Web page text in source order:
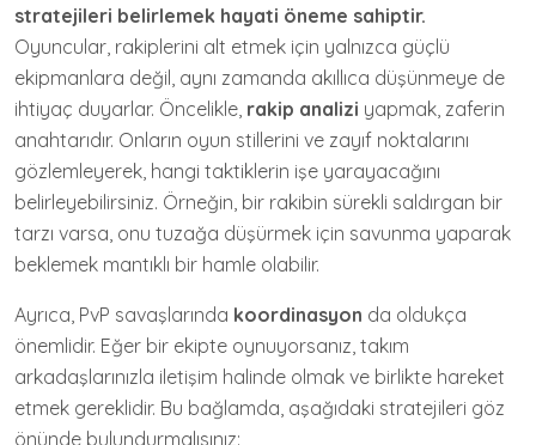
stratejileri belirlemek hayati öneme sahiptir.
Oyuncular, rakiplerini alt etmek için yalnızca güçlü
ekipmanlara değil, aynı zamanda akıllıca düşünmeye de
ihtiyaç duyarlar. Öncelikle, rakip analizi yapmak, zaferin
anahtarıdır. Onların oyun stillerini ve zayıf noktalarını
gözlemleyerek, hangi taktiklerin işe yarayacağını
belirleyebilirsiniz. Örneğin, bir rakibin sürekli saldırgan bir
tarzı varsa, onu tuzağa düşürmek için savunma yaparak
beklemek mantıklı bir hamle olabilir.
Ayrıca, PvP savaşlarında koordinasyon da oldukça
önemlidir. Eğer bir ekipte oynuyorsanız, takım
arkadaşlarınızla iletişim halinde olmak ve birlikte hareket
etmek gereklidir. Bu bağlamda, aşağıdaki stratejileri göz
önünde bulundurmalısınız: